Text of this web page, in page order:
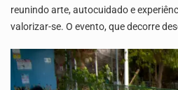
reunindo arte, autocuidado e
valorizar-se. O evento, que decorre